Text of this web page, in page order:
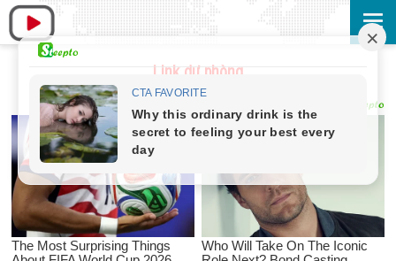
Link dự phòng